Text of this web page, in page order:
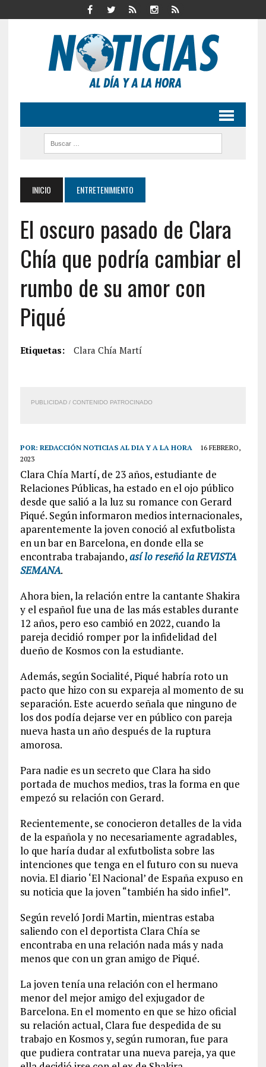
INICIO ENTRETENIMIENTO
El oscuro pasado de Clara
Chía que podría cambiar el
rumbo de su amor con
Piqué
Etiquetas: Clara Chía Martí
PUBLICIDAD / CONTENIDO PATROCINADO
POR: REDACCIÓN NOTICIAS AL DIA Y A LA HORA
16 FEBRERO,
2023
Clara Chía Martí, de 23 años, estudiante de
Relaciones Públicas, ha estado en el ojo público
desde que salió a la luz su romance con Gerard
Piqué. Según informaron medios internacionales,
aparentemente la joven conoció al exfutbolista
en un bar en Barcelona, en donde ella se
encontraba trabajando,así lo reseñó la REVISTA
SEMANA.
Ahora bien, la relación entre la cantante Shakira
y el español fue una de las más estables durante
12 años, pero eso cambió en 2022, cuando la
pareja decidió romper por la infidelidad del
dueño de Kosmos con la estudiante.
Además, según Socialité, Piqué habría roto un
pacto que hizo con su expareja al momento de su
separación. Este acuerdo señala que ninguno de
los dos podía dejarse ver en público con pareja
nueva hasta un año después de la ruptura
amorosa.
Para nadie es un secreto que Clara ha sido
portada de muchos medios, tras la forma en que
empezó su relación con Gerard.
Recientemente, se conocieron detalles de la vida
de la española y no necesariamente agradables,
lo que haría dudar al exfutbolista sobre las
intenciones que tenga en el futuro con su nueva
novia. El diario ‘El Nacional’ de España expuso en
su noticia que la joven “también ha sido infiel”.
Según reveló Jordi Martin, mientras estaba
saliendo con el deportista Clara Chía se
encontraba en una relación nada más y nada
menos que con un gran amigo de Piqué.
La joven tenía una relación con el hermano
menor del mejor amigo del exjugador de
Barcelona. En el momento en que se hizo oficial
su relación actual, Clara fue despedida de su
trabajo en Kosmos y, según rumoran, fue para
que pudiera contratar una nueva pareja, ya que